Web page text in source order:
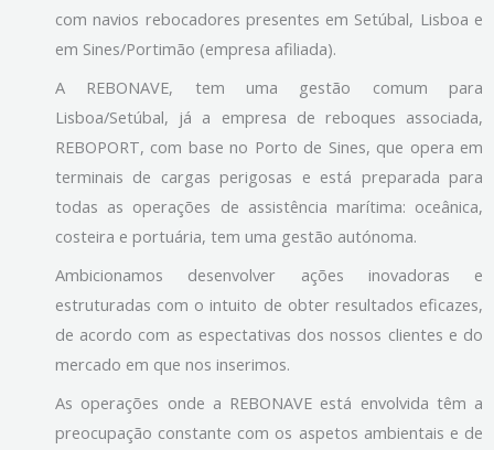
com navios rebocadores presentes em Setúbal, Lisboa e
em Sines/Portimão (empresa afiliada).
A REBONAVE, tem uma gestão comum para
Lisboa/Setúbal, já a empresa de reboques associada,
REBOPORT, com base no Porto de Sines, que opera em
terminais de cargas perigosas e está preparada para
todas as operações de assistência marítima: oceânica,
costeira e portuária, tem uma gestão autónoma.
Ambicionamos desenvolver ações inovadoras e
estruturadas com o intuito de obter resultados eficazes,
de acordo com as espectativas dos nossos clientes e do
mercado em que nos inserimos.
As operações onde a REBONAVE está envolvida têm a
preocupação constante com os aspetos ambientais e de